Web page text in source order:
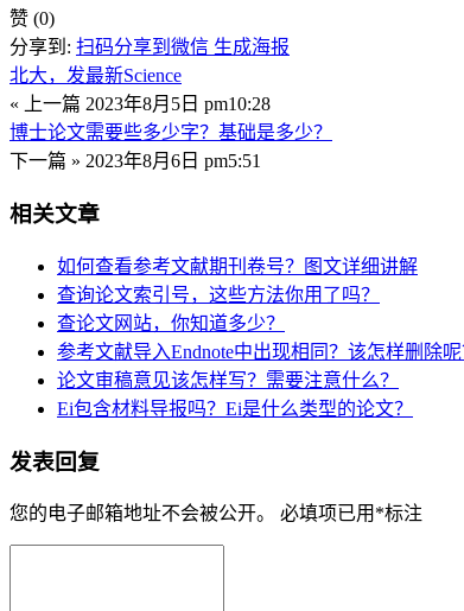
赞 (0)
分享到: 扫码分享到微信 生成海报
北大，发最新Science
« 上一篇 2023年8月5日 pm10:28
博士论文需要些多少字？基础是多少？
下一篇 » 2023年8月6日 pm5:51
相关文章
如何查看参考文献期刊卷号？图文详细讲解
查询论文索引号，这些方法你用了吗？
查论文网站，你知道多少？
参考文献导入Endnote中出现相同？该怎样删除呢
论文审稿意见该怎样写？需要注意什么？
Ei包含材料导报吗？Ei是什么类型的论文？
发表回复
您的电子邮箱地址不会被公开。 必填项已用 *标注